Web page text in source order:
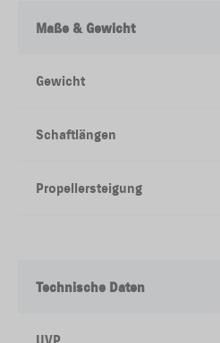
Maße & Gewicht
Gewicht
Schaftlängen
Propellersteigung
Technische Daten